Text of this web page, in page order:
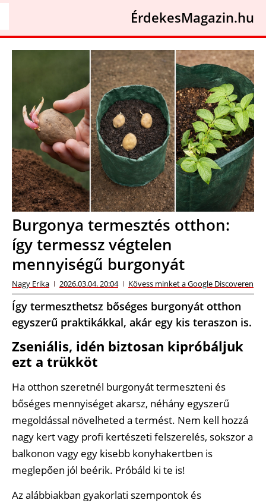
ÉrdekesMagazin.hu
Burgonya termesztés otthon:
így termessz végtelen
mennyiségű burgonyát
Nagy Erika 2026.03.04. 20:04 Kövess minket a Google Discoveren
Így termeszthetsz bőséges burgonyát otthon
egyszerű praktikákkal, akár egy kis teraszon is.
Zseniális, idén biztosan kipróbáljuk
ezt a trükköt
Ha otthon szeretnél burgonyát termeszteni és
bőséges mennyiséget akarsz, néhány egyszerű
megoldással növelheted a termést. Nem kell hozzá
nagy kert vagy profi kertészeti felszerelés, sokszor a
balkonon vagy egy kisebb konyhakertben is
meglepően jól beérik. Próbáld ki te is!
Az alábbiakban gyakorlati szempontok és